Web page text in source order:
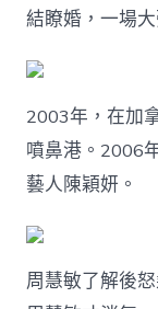
結瞭婚，一場
2003年，在加
噴鼻港。2006
藝人陳穎妍。
周慧敏了解後